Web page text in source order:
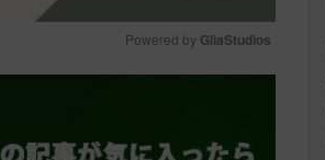
Powered by GliaStudios